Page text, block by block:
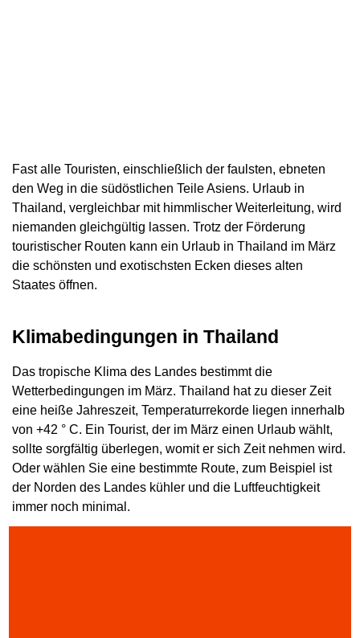
Fast alle Touristen, einschließlich der faulsten, ebneten
den Weg in die südöstlichen Teile Asiens. Urlaub in
Thailand, vergleichbar mit himmlischer Weiterleitung, wird
niemanden gleichgültig lassen. Trotz der Förderung
touristischer Routen kann ein Urlaub in Thailand im März
die schönsten und exotischsten Ecken dieses alten
Staates öffnen.
Klimabedingungen in Thailand
Das tropische Klima des Landes bestimmt die
Wetterbedingungen im März. Thailand hat zu dieser Zeit
eine heiße Jahreszeit, Temperaturrekorde liegen innerhalb
von +42 ° C. Ein Tourist, der im März einen Urlaub wählt,
sollte sorgfältig überlegen, womit er sich Zeit nehmen wird.
Oder wählen Sie eine bestimmte Route, zum Beispiel ist
der Norden des Landes kühler und die Luftfeuchtigkeit
immer noch minimal.